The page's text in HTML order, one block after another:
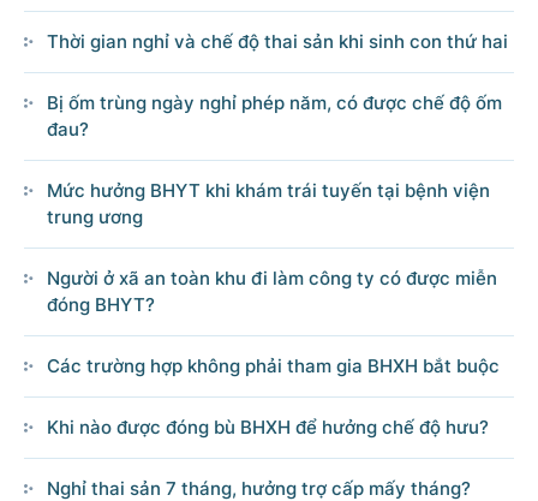
Thời gian nghỉ và chế độ thai sản khi sinh con thứ hai
Bị ốm trùng ngày nghỉ phép năm, có được chế độ ốm
đau?
Mức hưởng BHYT khi khám trái tuyến tại bệnh viện
trung ương
Người ở xã an toàn khu đi làm công ty có được miễn
đóng BHYT?
Các trường hợp không phải tham gia BHXH bắt buộc
Khi nào được đóng bù BHXH để hưởng chế độ hưu?
Nghỉ thai sản 7 tháng, hưởng trợ cấp mấy tháng?